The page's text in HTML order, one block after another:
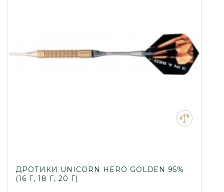
ДРОТИКИ UNICORN HERO GOLDEN 95%
(16 Г, 18 Г, 20 Г)